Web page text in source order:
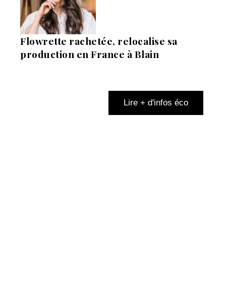
Flowrette rachetée, relocalise sa
production en France à Blain
Lire + d'infos éco